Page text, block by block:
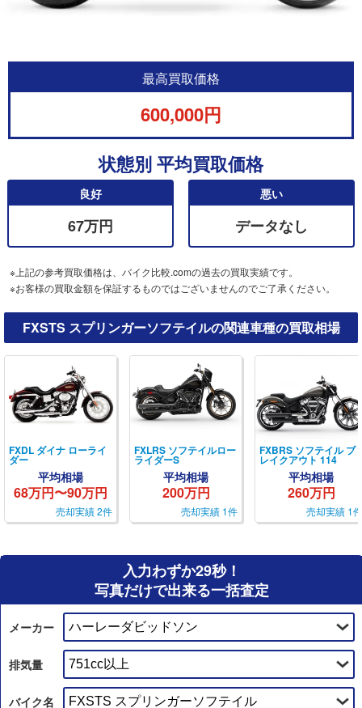
最高買取価格
600,000円
状態別 平均買取価格
良好
67万円
悪い
データなし
※上記の参考買取価格は、バイク比較.comの過去の買取実績です。
※お客様の買取金額を保証するものではございませんのでご了承ください。
FXSTS スプリンガーソフテイルの関連車種の買取相場
FXDL ダイナ ローライ
ダー
平均相場
68万円〜90万円
売却実績 2件
FXLRS ソフテイルロー
ライダーS
平均相場
200万円
売却実績 1件
FXBRS ソフテイル ブ
レイクアウト 114
平均相場
260万円
売却実績 1件
入力わずか29秒！
写真だけで出来る一括査定
メーカー
排気量
バイク名